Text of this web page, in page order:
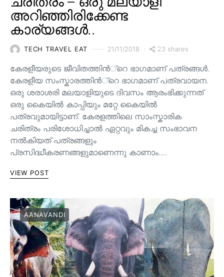
അറിഞ്ഞിരിക്കേണ്ട
കാര്യങ്ങൾ..
TECH TRAVEL EAT 21/11/2018 23 shares
കേരളീയരുടെ ജീവിതത്തിന്‍്റെ ഭാഗമാണ് പത്രങ്ങള്‍.
കേരളീയ സംസ്കാരത്തിന്‍്റെ ഭാഗമാണ് പത്രവായന.
ഒരു ശരാശരി മലയാളിയുടെ ദിവസം ആരംഭിക്കുന്നത്
ഒരു കൈയില്‍ കാപ്പിയും മറ്റേ കൈയില്‍
പത്രവുമായിട്ടാണ്. കേരളത്തിലെ സാംസ്കാരിക
ചരിത്രം പരിശോധിച്ചാല്‍ ഏറ്റവും മികച്ച സംഭാവന
നല്‍കിയത് പത്രങ്ങളും
പ്രസിദ്ധീകരണങ്ങളുമാണെന്നു കാണാം.…
VIEW POST
AANAVANDI